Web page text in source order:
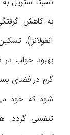
به کاهش
آنفولانزا)،
بهبود خواب
گرم در فضای
شود که خود
تنفسی گردد.